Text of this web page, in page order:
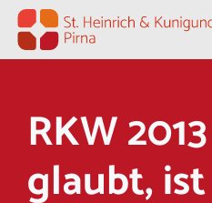
Zum Inhalt springen
RKW
glaubt,